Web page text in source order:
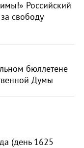
Российский
свободу
бюллетене
Думы
(день 1625